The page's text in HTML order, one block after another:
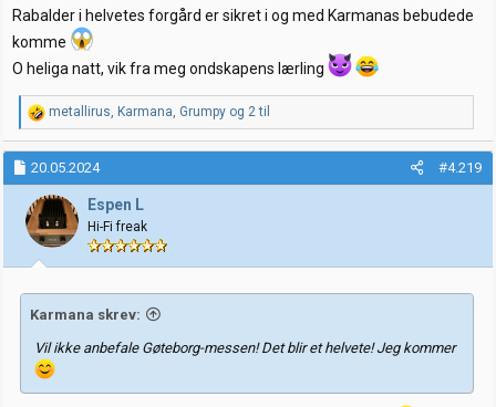
Rabalder i helvetes forgård er sikret i og med Karmanas bebudede
komme
O heliga natt, vik fra meg ondskapens lærling
R
e
a
k
s
j
o
n
e
r
metallirus, Karmana, Grumpy og 2 til
20.05.2024 #4.219
Espen L
Hi-Fi freak
Karmana skrev:
Vil ikke anbefale Gøteborg-messen! Det blir et helvete! Jeg kommer